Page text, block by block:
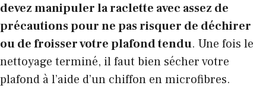
devez manipuler la raclette avec assez de
précautions pour ne pas risquer de déchirer
ou de froisser votre plafond tendu. Une fois le
nettoyage terminé, il faut bien sécher votre
plafond à l’aide d’un chiffon en microfibres.